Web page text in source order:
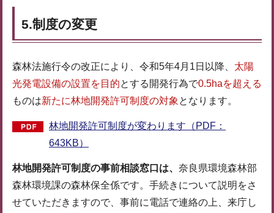
5.制度の変更
森林法施行令の改正により、令和5年4月1日以降、 太陽
光発電設備の設置を目的とする開発行為で0.5haを超える
ものは新たに林地開発許可制度の対象 となります。
林地開発許可制度が変わります（PDF：
643KB）
林地開発許可制度の事前相談窓口は、 奈良県環境森林部
森林環境課の森林保全係です。手続きについて説明をさ
せていただきますので、事前に電話で連絡の上、来庁し